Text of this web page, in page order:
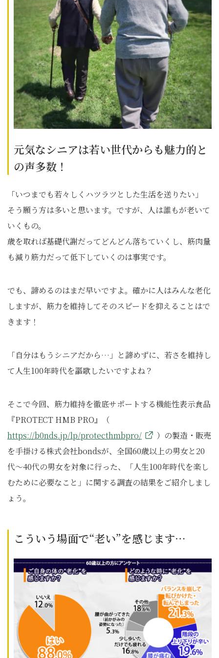
元気なシニアは若い世代からも魅力的と
の声多数！
「いつまでも若々しくハツラツとした生活を送りたい」
そう願う方は多いと思います。ですが、人は誰もが老いて
いくもの。
歳を取れば基礎代謝だってどんどん落ちていくし、筋肉量
も減り筋力だって低下していくのは事実です。
でも、諦めるのはまだ早いですよ。確かに人はみんな老化
しますが、筋力を維持してそのスピードを抑えることはで
きます！
「自分はもうシニアだから…」と諦めずに、若さを維持し
て人生100年時代を謳歌したいですよね？
そこで今回、筋力維持を徹底サポートする機能性表示食品
『PROTECT HMB PRO』（
https://b0nds.jp/lp/protecthmbpro/
）の製造・販売
を手掛ける株式会社bondsが、全国60歳以上の男女と20
代～40代の男女を対象に行った、「人生100年時代を楽し
むために必要なこと」に関する調査の結果をご紹介しまし
ょう。
こういう場面で“老い”を感じます…